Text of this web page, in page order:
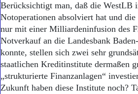
Start
Wer wir sind
Aktuelle
Abonnenten-
Abonnent
Abo Prämien
Archiv
Mediadaten
Berücksichtigt man, daß die WestLB
Notoperationen absolviert hat und
nur mit einer Milliardeninfusion des
Notverkauf an die Landesbank
konnte, stellen sich zwei sehr
staatlichen Kreditinstitute dermaßen
„strukturierte Finanzanlagen“
Zukunft haben diese Institute noch?